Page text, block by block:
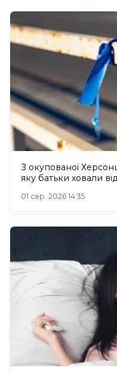
З окупованої
яку батьки ховали
01 сер. 2026 14:35